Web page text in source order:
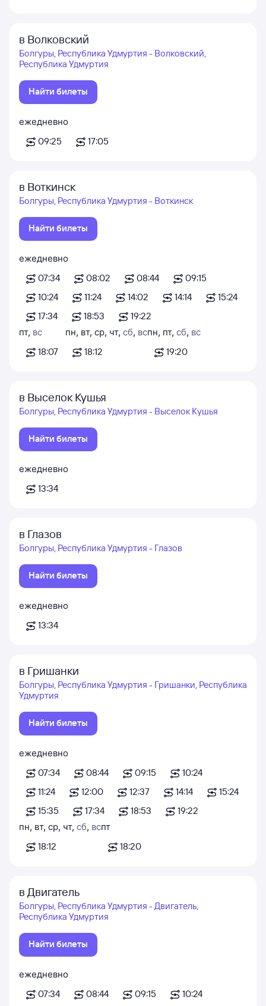
в Волковский
Болгуры, Республика Удмуртия - Волковский,
Республика Удмуртия
Найти билеты
ежедневно
09:25
17:05
в Воткинск
Болгуры, Республика Удмуртия - Воткинск
Найти билеты
ежедневно
07:34
08:02 08:44
09:15
10:24
11:24 14:02 14:14
15:24
17:34
18:53
19:22
пт, вс
18:07
пн, вт, ср, чт, сб, вс
18:12
пн, пт, сб, вс
19:20
в Выселок Кушья
Болгуры, Республика Удмуртия - Выселок Кушья
Найти билеты
ежедневно
13:34
в Глазов
Болгуры, Республика Удмуртия - Глазов
Найти билеты
ежедневно
13:34
в Гришанки
Болгуры, Республика Удмуртия - Гришанки, Республика
Удмуртия
Найти билеты
ежедневно
07:34
08:44 09:15
10:24
11:24
12:00 12:37 14:14
15:24
15:35
17:34 18:53
19:22
пн, вт, ср, чт, сб, вс
18:12
пт
18:20
в Двигатель
Болгуры, Республика Удмуртия - Двигатель,
Республика Удмуртия
Найти билеты
ежедневно
07:34
08:44 09:15
10:24